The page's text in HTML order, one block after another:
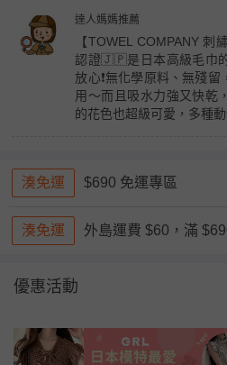
達人媽媽推薦
【TOWEL COMPANY
認證🇯🇵是日本高級毛巾
放心❗️無化學原料、無殘
用～而且吸水力強又快乾
的花色也超級可愛，多種
湊免運 $690 免運專區
湊免運 外島運費 $60，滿
優惠活動